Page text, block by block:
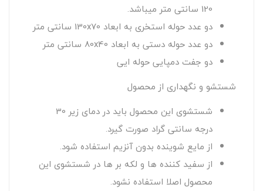
120 سانتی متر میباشد.
دو عدد حوله استخری به ابعاد 130x70 سانتی متر
دو عدد حوله دستی به ابعاد 80x40 سانتی متر
دو جفت دمپایی حوله ایی
شستشو و نگهداری از محصول
شستشوی این محصول باید در دمای زیر 30
درجه سانتی گراد صورت گیرد.
از مایع شوینده بدون آنزیم استفاده شود.
از سفید کننده ها و لکه بر ها در شستشوی این
محصول اصلا استفاده نشود.